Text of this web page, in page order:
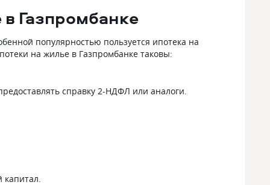
отделения на Свердлова. Все эт
консультировали по любым
ипотечным вопросам. Платил я
возникало. Банк хороший, сотрудники
Газпромбанке
популярностью пользуется ипотека на
на жилье в Газпромбанке таковы:
справку 2-НДФЛ или аналоги.
капитал.